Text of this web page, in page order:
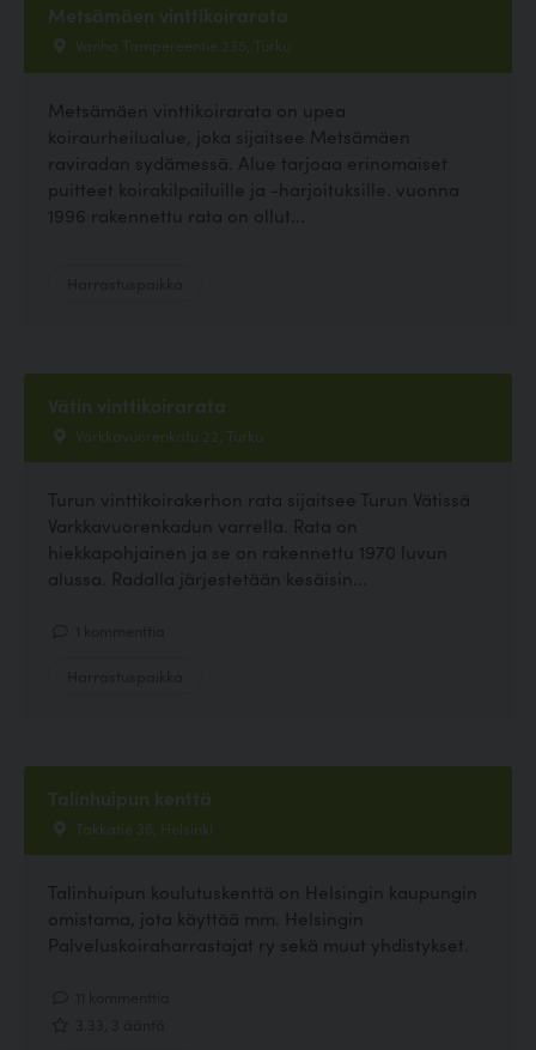
Metsämäen vinttikoirarata
Vanha Tampereentie 235, Turku
Metsämäen vinttikoirarata on upea
koiraurheilualue, joka sijaitsee Metsämäen
raviradan sydämessä. Alue tarjoaa erinomaiset
puitteet koirakilpailuille ja -harjoituksille. vuonna
1996 rakennettu rata on ollut...
Vätin vinttikoirarata
Varkkavuorenkatu 22, Turku
Turun vinttikoirakerhon rata sijaitsee Turun Vätissä
Varkkavuorenkadun varrella. Rata on
hiekkapohjainen ja se on rakennettu 1970 luvun
alussa. Radalla järjestetään kesäisin...
Talinhuipun kenttä
Takkatie 36, Helsinki
Talinhuipun koulutuskenttä on Helsingin kaupungin
omistama, jota käyttää mm. Helsingin
Palveluskoiraharrastajat ry sekä muut yhdistykset.